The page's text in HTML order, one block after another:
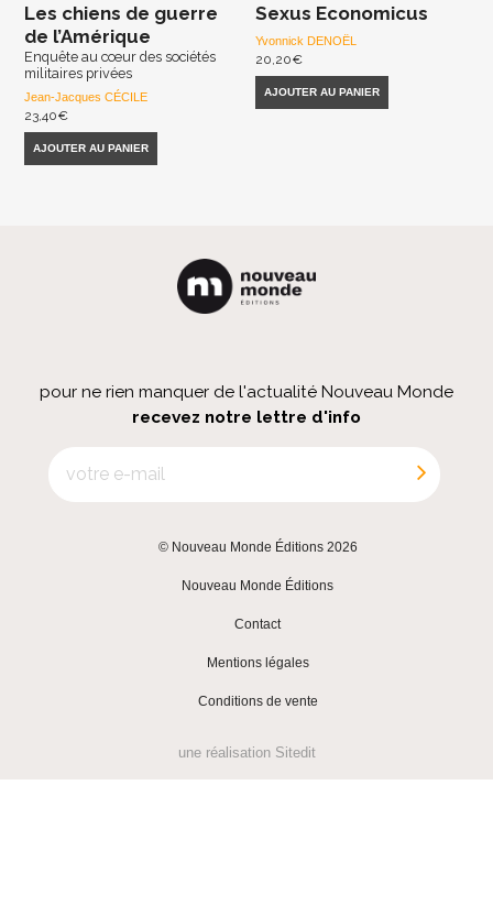
Les chiens de guerre
de l’Amérique
Enquête au cœur des sociétés
militaires privées
Jean-Jacques CÉCILE
23,40€
AJOUTER AU PANIER
Sexus Economicus
Yvonnick DENOËL
20,20€
AJOUTER AU PANIER
pour ne rien manquer de l'actualité Nouveau Monde
recevez notre lettre d'info
© Nouveau Monde Éditions 2026
Nouveau Monde Éditions
Contact
Mentions légales
Conditions de vente
une réalisation Sitedit